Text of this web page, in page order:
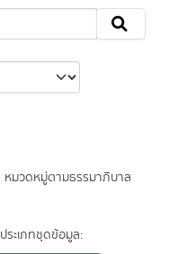
หมวดหมู่ตามธรรมาภิบาล
ประเภทชุดข้อมูล: